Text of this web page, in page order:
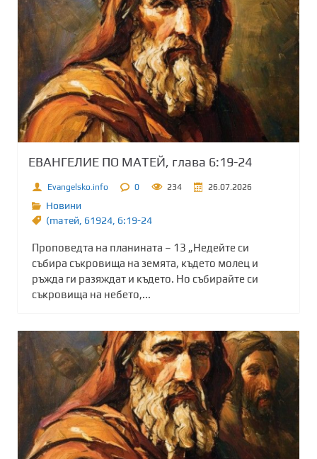
ЕВАНГЕЛИЕ ПО МАТЕЙ, глава 6:19-24
Evangelsko.info 0 234 26.07.2026
Новини
(maтей 61924 6:19-24
Проповедта на планината – 13 „Недейте си
събира съкровища на земята, където молец и
ръжда ги разяждат и където. Но събирайте си
съкровища на небето,...